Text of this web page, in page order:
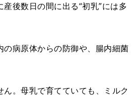
後数日の間に出る“初乳”には多
病原体からの防御や、腸内細菌
ん。母乳で育てていても、ミルク